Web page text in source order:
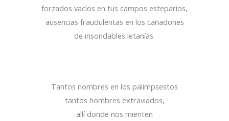
forzados vacíos en tus campos esteparios,
ausencias fraudulentas en los cañadones
de insondables letanías.
Tantos nombres en los palimpsestos
tantos hombres extraviados,
allí donde nos mienten